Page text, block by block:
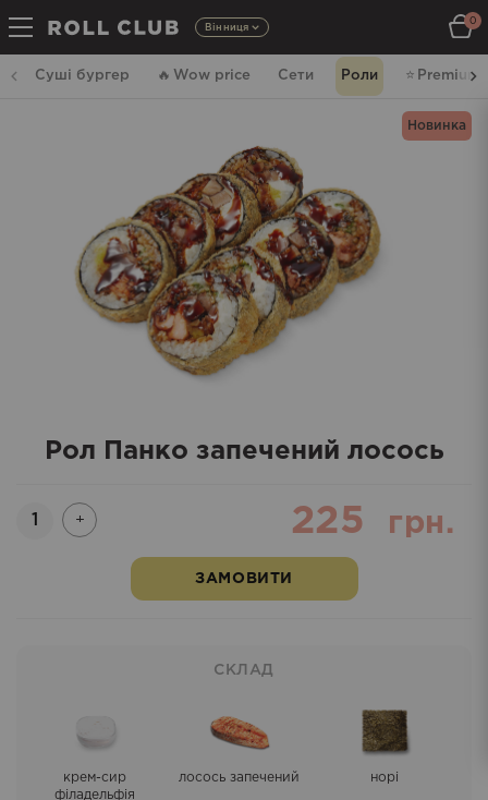
Вінниця
0
Суші бургер 🔥 Wow price Сети Роли ⭐️ Premium
Новинка
Рол Панко запечений лосось
Кількість
+ 225 грн.
ЗАМОВИТИ
СКЛАД
крем-сир
філадельфія
лосось запечений норі